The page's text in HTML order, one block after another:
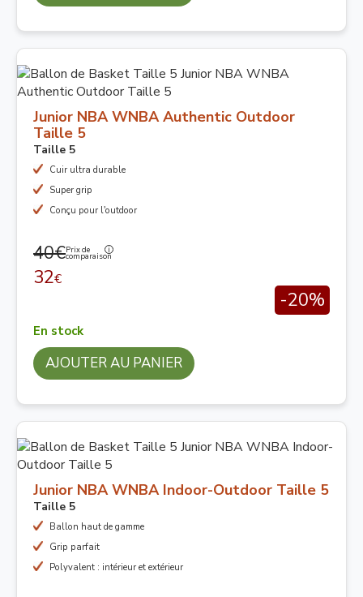
Junior NBA WNBA Authentic Outdoor
Taille 5
Taille 5
Cuir ultra durable
Super grip
Conçu pour l'outdoor
40€Prix de
comparaison
32€
-20%
En stock
AJOUTER AU PANIER
Junior NBA WNBA Indoor-Outdoor Taille 5
Taille 5
Ballon haut de gamme
Grip parfait
Polyvalent : intérieur et extérieur